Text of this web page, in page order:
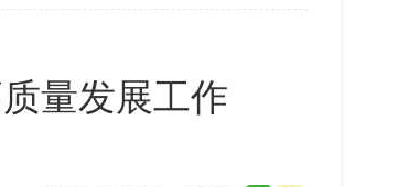
量发展工作